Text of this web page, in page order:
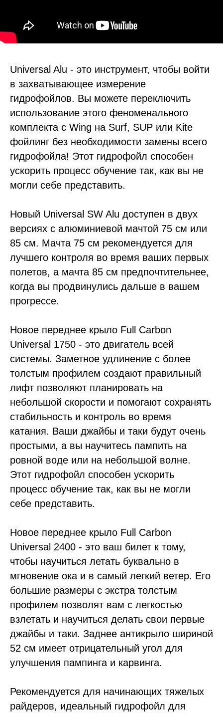
Universal Alu - это инструмент, чтобы войти
в захватывающее измерение
гидрофойлов. Вы можете переключить
использование этого феноменального
комплекта с Wing на Surf, SUP или Kite
фойлинг без необходимости замены всего
гидрофойла! Этот гидрофойл способен
ускорить процесс обучение так, как вы не
могли себе представить.
Новый Universal SW Alu доступен в двух
версиях с алюминиевой мачтой 75 см или
85 см. Мачта 75 см рекомендуется для
лучшего контроля во время ваших первых
полетов, а мачта 85 см предпочтительнее,
когда вы продвинулись дальше в вашем
прогрессе.
Новое переднее крыло Full Carbon
Universal 1750 - это двигатель всей
системы. Заметное удлинение с более
толстым профилем создают правильный
лифт позволяют планировать на
небольшой скорости и помогают сохранять
стабильность и контроль во время
катания. Ваши джайбы и таки будут очень
простыми, а вы научитесь пампить на
ровной воде или на небольшой волне.
Этот гидрофойл способен ускорить
процесс обучение так, как вы не могли
себе представить.
Новое переднее крыло Full Carbon
Universal 2400 - это ваш билет к тому,
чтобы научиться летать буквально в
мгновение ока и в самый легкий ветер. Его
большие размеры с экстра толстым
профилем позволят вам с легкостью
взлетать и научиться делать свои первые
джайбы и таки. Заднее антикрыло шириной
52 см имеет отрицательный угол для
улучшения пампинга и карвинга.
Рекомендуется для начинающих тяжелых
райдеров, идеальный гидрофойл для